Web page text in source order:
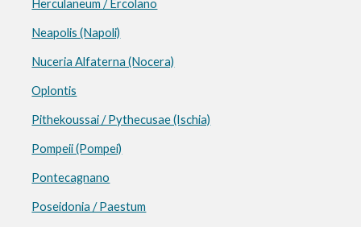
Herculaneum / Ercolano
Neapolis (Napoli)
Nuceria Alfaterna (Nocera)
Oplontis
Pithekoussai / Pythecusae (Ischia)
Pompeii (Pompei)
Pontecagnano
Poseidonia / Paestum